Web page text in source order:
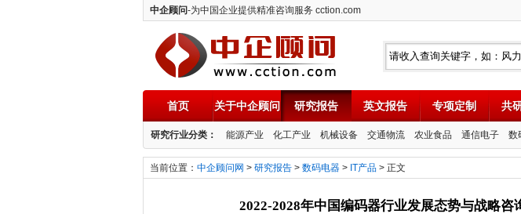
中企顾问-为中国企业提供精准咨询服务 cction.com
中企顾问
首页 关于中企顾问 研究报告 英文报告 专项定制 共
研究行业分类： 能源产业 化工产业 机械设备 交通物流 农业食品 通信电子 数
当前位置： 中企顾问网 > 研究报告 > 数码电器 > IT产品 > 正文
2022-2028年中国编码器行业发展态势与战略咨